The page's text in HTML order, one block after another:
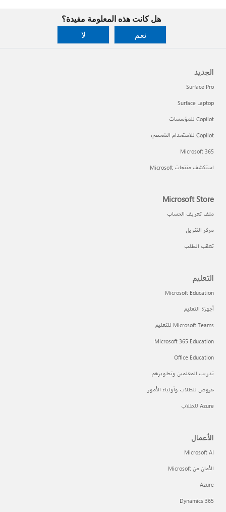
هل كانت هذه المعلومة مفيدة؟
نعم
لا
الجديد
Surface Pro
Surface Laptop
Copilot للمؤسسات
Copilot للاستخدام الشخصي
Microsoft 365
استكشف منتجات Microsoft
Microsoft Store
ملف تعريف الحساب
مركز التنزيل
تعقب الطلب
التعليم
Microsoft Education
أجهزة التعليم
Microsoft Teams للتعليم
Microsoft 365 Education
Office Education
تدريب المعلمين وتطويرهم
عروض للطلاب وأولياء الأمور
Azure للطلاب
الأعمال
Microsoft AI
الأمان من Microsoft
Azure
Dynamics 365